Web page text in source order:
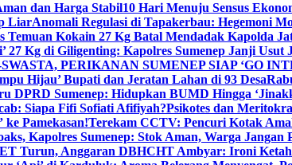
dan Harga Stabil10 Hari Menuju Sensus
LiarAnomali Regulasi di Tapakerbau: Hegemoni
Temuan Kokain 27 Kg Batal Mendadak Kapolda
27 Kg di Giligenting: Kapolres Sumenep Janji Usut
PERIKANAN SUMENEP SIAP ‘GO
Hijau’ Bupati dan Jeratan Lahan di 93 Desa
DPRD Sumenep: Hidupkan BUMD Hingga
Siapa Fifi Sofiati Afifiyah?Psikotes dan
Pamekasan!Terekam CCTV: Pencuri Kotak
Kapolres Sumenep: Stok Aman, Warga Jangan
Turun, Anggaran DBHCHT Ambyar: Ironi